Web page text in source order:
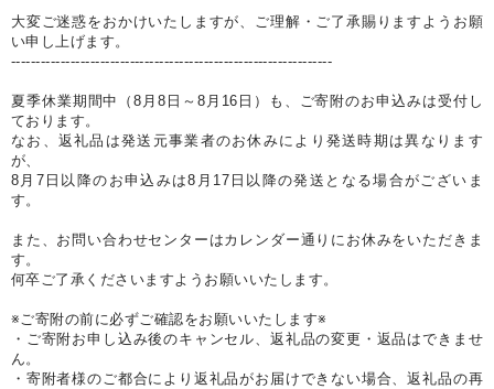
大変ご迷惑をおかけいたしますが、ご理解・ご了承賜りますようお願
い申し上げます。
-----------------------------------------------------------------
夏季休業期間中（8月8日～8月16日）も、ご寄附のお申込みは受付し
ております。
なお、返礼品は発送元事業者のお休みにより発送時期は異なります
が、
8月7日以降のお申込みは8月17日以降の発送となる場合がございま
す。
また、お問い合わせセンターはカレンダー通りにお休みをいただきま
す。
何卒ご了承くださいますようお願いいたします。
※ご寄附の前に必ずご確認をお願いいたします※
・ご寄附お申し込み後のキャンセル、返礼品の変更・返品はできませ
ん。
・寄附者様のご都合により返礼品がお届けできない場合、返礼品の再